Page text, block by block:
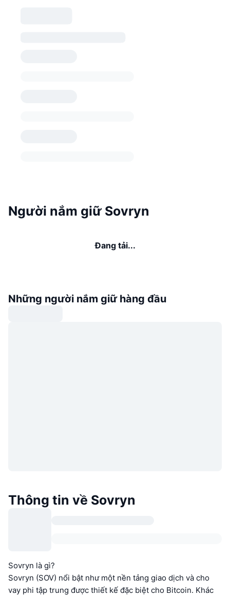
Người nắm giữ Sovryn
Đang tải...
Những người nắm giữ hàng đầu
Thông tin về Sovryn
Sovryn là gì?
Sovryn (SOV) nổi bật như một nền tảng giao dịch và cho
vay phi tập trung được thiết kế đặc biệt cho Bitcoin. Khác